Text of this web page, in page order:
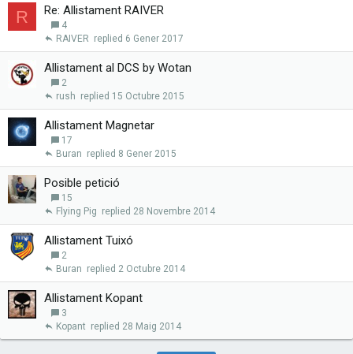
R Re: Allistament RAIVER
4
6 Gener 2017
RAIVER
Allistament al DCS by Wotan
2
15 Octubre 2015
rush
Allistament Magnetar
17
8 Gener 2015
Buran
Posible petició
15
28 Novembre 2014
Flying Pig
Allistament Tuixó
2
2 Octubre 2014
Buran
Allistament Kopant
3
28 Maig 2014
Kopant